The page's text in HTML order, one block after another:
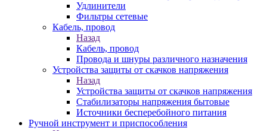
Удлинители
Фильтры сетевые
Кабель, провод
Назад
Кабель, провод
Провода и шнуры различного назначения
Устройства защиты от скачков напряжения
Назад
Устройства защиты от скачков напряжения
Стабилизаторы напряжения бытовые
Источники бесперебойного питания
Ручной инструмент и приспособления